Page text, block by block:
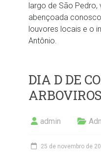
largo de São Pedro,
abençoada
louvores locais e o
Antônio.
DIA D DE
admin
25 de novembro de